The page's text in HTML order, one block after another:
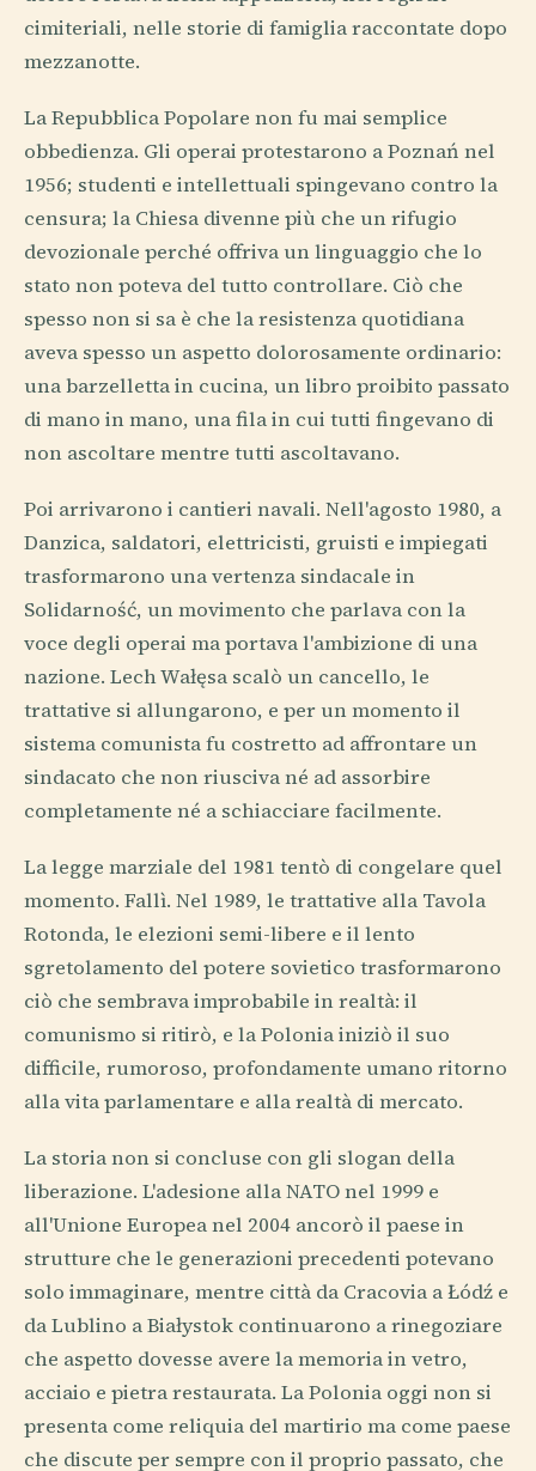
cimiteriali, nelle storie di famiglia raccontate dopo
mezzanotte.
La Repubblica Popolare non fu mai semplice
obbedienza. Gli operai protestarono a Poznań nel
1956; studenti e intellettuali spingevano contro la
censura; la Chiesa divenne più che un rifugio
devozionale perché offriva un linguaggio che lo
stato non poteva del tutto controllare. Ciò che
spesso non si sa è che la resistenza quotidiana
aveva spesso un aspetto dolorosamente ordinario:
una barzelletta in cucina, un libro proibito passato
di mano in mano, una fila in cui tutti fingevano di
non ascoltare mentre tutti ascoltavano.
Poi arrivarono i cantieri navali. Nell'agosto 1980, a
Danzica, saldatori, elettricisti, gruisti e impiegati
trasformarono una vertenza sindacale in
Solidarność, un movimento che parlava con la
voce degli operai ma portava l'ambizione di una
nazione. Lech Wałęsa scalò un cancello, le
trattative si allungarono, e per un momento il
sistema comunista fu costretto ad affrontare un
sindacato che non riusciva né ad assorbire
completamente né a schiacciare facilmente.
La legge marziale del 1981 tentò di congelare quel
momento. Fallì. Nel 1989, le trattative alla Tavola
Rotonda, le elezioni semi-libere e il lento
sgretolamento del potere sovietico trasformarono
ciò che sembrava improbabile in realtà: il
comunismo si ritirò, e la Polonia iniziò il suo
difficile, rumoroso, profondamente umano ritorno
alla vita parlamentare e alla realtà di mercato.
La storia non si concluse con gli slogan della
liberazione. L'adesione alla NATO nel 1999 e
all'Unione Europea nel 2004 ancorò il paese in
strutture che le generazioni precedenti potevano
solo immaginare, mentre città da Cracovia a Łódź e
da Lublino a Białystok continuarono a rinegoziare
che aspetto dovesse avere la memoria in vetro,
acciaio e pietra restaurata. La Polonia oggi non si
presenta come reliquia del martirio ma come paese
che discute per sempre con il proprio passato, che